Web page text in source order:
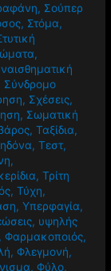
, Σούπερ
, Στόμα,
,
Σύνδρομο
, Σχέσεις,
, Σωματική
,Ταξίδια,
,Τεστ,
,
,Τρίτη
,Τύχη,
,Υπερφαγία,
, υψηλής
,Φαρμακοποιός,
,Φλεγμονή,
,Φύλο,